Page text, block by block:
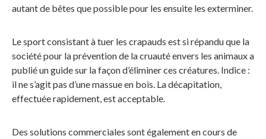
autant de bêtes que possible pour les ensuite les exterminer.
Le sport consistant à tuer les crapauds est si répandu que la
société pour la prévention de la cruauté envers les animaux a
publié un guide sur la façon d’éliminer ces créatures. Indice :
il ne s’agit pas d’une massue en bois. La décapitation,
effectuée rapidement, est acceptable.
Des solutions commerciales sont également en cours de